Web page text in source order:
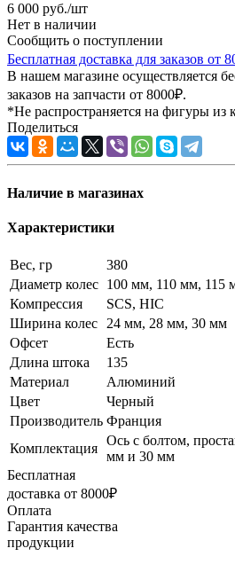
6 000 руб./шт
Нет в наличии
Сообщить о поступлении
Бесплатная доставка для заказов от
В нашем магазине осуществляется
заказов на запчасти от 8000₽.
*Не распространяется на фигуры из
Поделиться
Наличие в магазинах
Характеристики
Вес, гр
380
Диаметр колес 100 мм, 110 мм, 115
Компрессия
SCS, HIC
Ширина колес
24 мм, 28 мм, 30 мм
Офсет
Есть
Длина штока
135
Материал
Алюминий
Цвет
Черный
Производитель Франция
Комплектация
Ось с болтом,
мм и 30 мм
Бесплатная
доставка от 8000₽
Оплата
Гарантия качества
продукции